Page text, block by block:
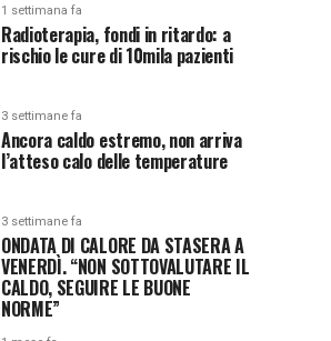
1 settimana fa
Radioterapia, fondi in ritardo: a
rischio le cure di 10mila pazienti
3 settimane fa
Ancora caldo estremo, non arriva
l’atteso calo delle temperature
3 settimane fa
ONDATA DI CALORE DA STASERA A
VENERDÌ. “NON SOTTOVALUTARE IL
CALDO, SEGUIRE LE BUONE
NORME”